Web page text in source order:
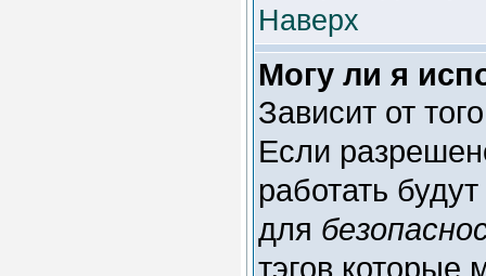
Наверх
Могу ли я
Зависит от
Если
работать
для
тэгов которые